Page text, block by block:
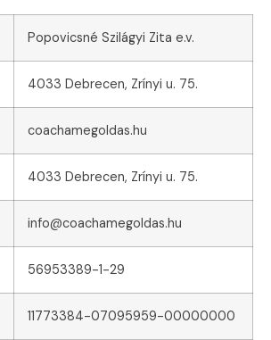
Popovicsné Szilágyi Zita e.v.
4033 Debrecen, Zrínyi u. 75.
coachamegoldas.hu
4033 Debrecen, Zrínyi u. 75.
info@coachamegoldas.hu
56953389-1-29
11773384-07095959-00000000